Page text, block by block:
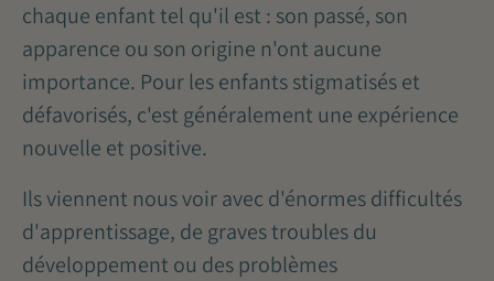
chaque enfant tel qu'il est : son passé, son
apparence ou son origine n'ont aucune
importance. Pour les enfants stigmatisés et
défavorisés, c'est généralement une expérience
nouvelle et positive.
Ils viennent nous voir avec d'énormes difficultés
d'apprentissage, de graves troubles du
développement ou des problèmes